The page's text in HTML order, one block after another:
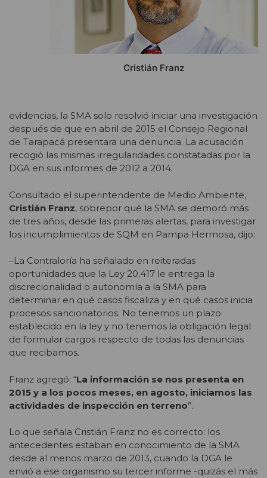
Cristián Franz
evidencias, la SMA solo resolvió iniciar una investigación
después de que en abril de 2015 el Consejo Regional
de Tarapacá presentara una denuncia. La acusación
recogió las mismas irregularidades constatadas por la
DGA en sus informes de 2012 a 2014.
Consultado el superintendente de Medio Ambiente,
Cristián Franz, sobrepor qué la SMA se demoró más
de tres años, desde las primeras alertas, para investigar
los incumplimientos de SQM en Pampa Hermosa, dijo:
–La Contraloría ha señalado en reiteradas
oportunidades que la Ley 20.417 le entrega la
discrecionalidad o autonomía a la SMA para
determinar en qué casos fiscaliza y en qué casos inicia
procesos sancionatorios. No tenemos un plazo
establecido en la ley y no tenemos la obligación legal
de formular cargos respecto de todas las denuncias
que recibamos.
Franz agregó: “La información se nos presenta en
2015 y a los pocos meses, en agosto, iniciamos las
actividades de inspección en terreno”.
Lo que señala Cristián Franz no es correcto: los
antecedentes estaban en conocimiento de la SMA
desde al menos marzo de 2013, cuando la DGA le
envió a ese organismo su tercer informe -quizás el más